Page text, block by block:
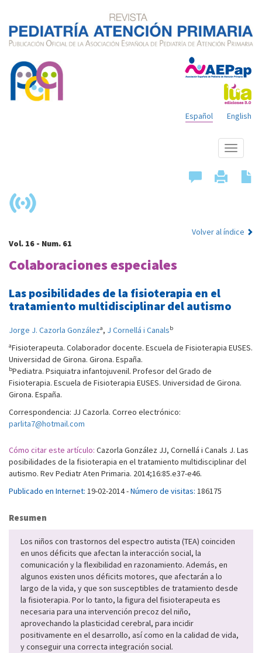
English
Español
Mostrar
menú
Volver al índice
Vol. 16 - Num. 61
Colaboraciones especiales
Las posibilidades de la fisioterapia en el
tratamiento multidisciplinar del autismo
Jorge J. Cazorla Gonzáleza, J Cornellá i Canalsb
aFisioterapeuta. Colaborador docente. Escuela de Fisioterapia EUSES.
Universidad de Girona. Girona. España.
bPediatra. Psiquiatra infantojuvenil. Profesor del Grado de
Fisioterapia. Escuela de Fisioterapia EUSES. Universidad de Girona.
Girona. España.
Correspondencia: JJ Cazorla. Correo electrónico:
parlita7@hotmail.com
Cómo citar este artículo: Cazorla González JJ, Cornellá i Canals J. Las
posibilidades de la fisioterapia en el tratamiento multidisciplinar del
autismo. Rev Pediatr Aten Primaria. 2014;16:85.e37-e46.
Publicado en Internet: 19-02-2014 -Número de visitas: 186175
Resumen
Los niños con trastornos del espectro autista (TEA) coinciden
en unos déficits que afectan la interacción social, la
comunicación y la flexibilidad en razonamiento. Además, en
algunos existen unos déficits motores, que afectarán a lo
largo de la vida, y que son susceptibles de tratamiento desde
la fisioterapia. Por lo tanto, la figura del fisioterapeuta es
necesaria para una intervención precoz del niño,
aprovechando la plasticidad cerebral, para incidir
positivamente en el desarrollo, así como en la calidad de vida,
y conseguir una correcta integración social.